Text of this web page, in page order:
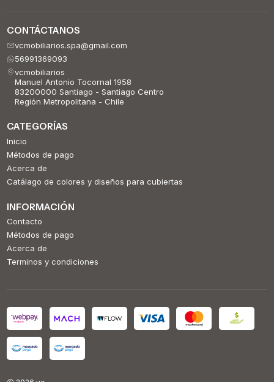
CONTÁCTANOS
vcmobiliarios.spa@gmail.com
56991369093
vcmobiliarios
Manuel Antonio Tocornal 1958
83200000 Santiago - Santiago Centro
Región Metropolitana - Chile
CATEGORÍAS
Inicio
Métodos de pago
Acerca de
Catálago de colores y diseños para cubiertas
INFORMACIÓN
Contacto
Métodos de pago
Acerca de
Terminos y condiciones